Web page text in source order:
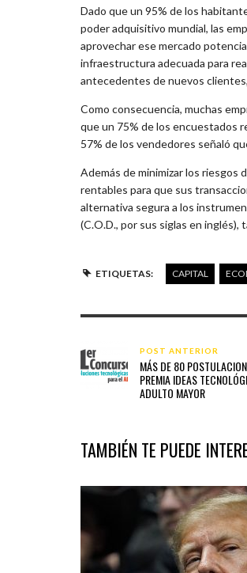
Dado que un 95% de los
poder adquisitivo mundial, las
aprovechar ese mercado
infraestructura adecuada para
antecedentes de nuevos
Como consecuencia, muchas
que un 75% de los encuestados
57% de los vendedores señaló
Además de minimizar los riesgos
rentables para que sus
alternativa segura a los
(C.O.D., por sus siglas en
ETIQUETAS: CAPITAL
POST ANTERIOR
MÁS DE 80
PREMIA IDEAS
ADULTO MAYOR
TAMBIÉN TE PUEDE